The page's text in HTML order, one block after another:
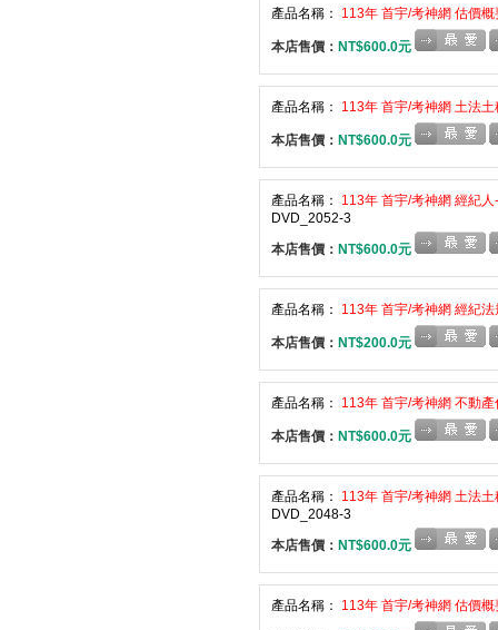
產品名稱： 113年 首宇/考神網 估價
本店售價： NT$600.0元
產品名稱： 113年 首宇/考神網 土法
本店售價： NT$600.0元
產品名稱：
113年 首宇/考神網 經紀
DVD_2052-3
本店售價： NT$600.0元
產品名稱： 113年 首宇/考神網 經紀
本店售價： NT$200.0元
產品名稱： 113年 首宇/考神網 不動
本店售價： NT$600.0元
產品名稱：
113年 首宇/考神網 土法
DVD_2048-3
本店售價： NT$600.0元
產品名稱： 113年 首宇/考神網 估價